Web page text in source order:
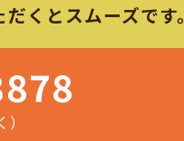
くとスムーズです。